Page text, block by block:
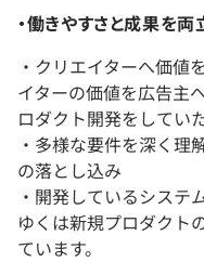
・働きやすさと成果を
・クリエイターへ価値
イターの価値を広告主
ロダクト開発をしてい
・多様な要件を深く理
の落とし込み
・開発しているシステ
ゆくは新規プロダクト
ています。